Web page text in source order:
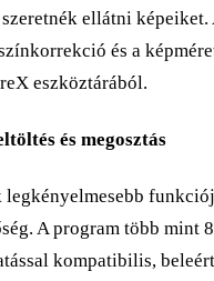
ellátni
és a
eszköztárából.
és megosztás
legkényelmesebb
A program több mint
kompatibilis,